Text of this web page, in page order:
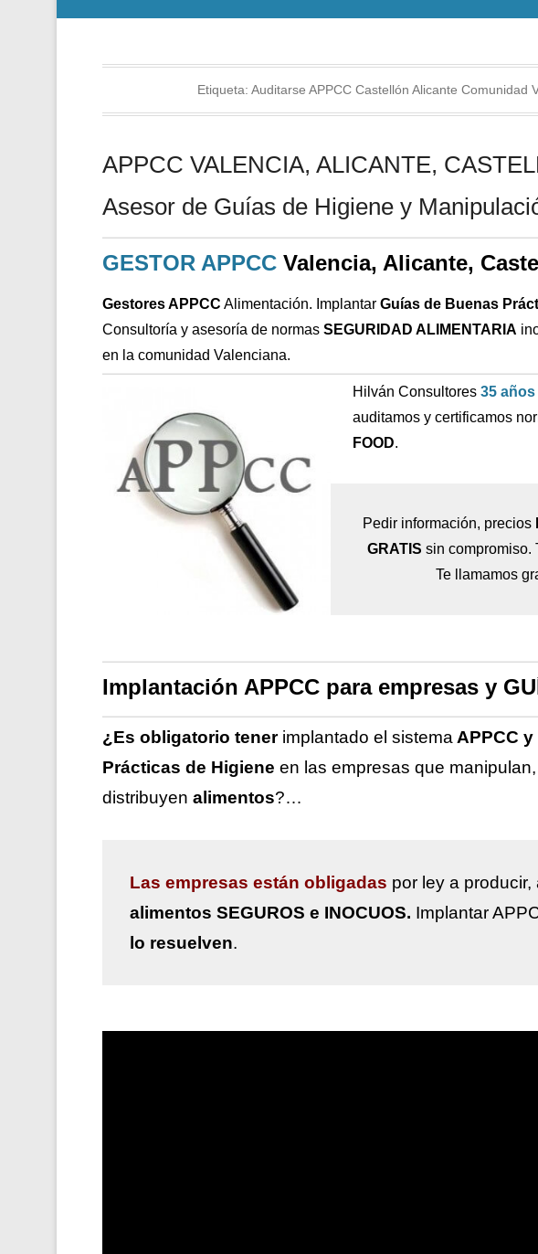
Etiqueta: Auditarse APPCC Castellón Alicante Comunidad
APPCC VALENCIA, ALICANTE,
Asesor de Guías de Higiene y
GESTOR APPCC Valencia, Alicante,
Gestores APPCC Alimentación. Implantar Guías de Buenas
Consultoría y asesoría de normas SEGURIDAD ALIMENTARIA
en la comunidad Valenciana.
Hilván Consultores 35
auditamos y certificamos
FOOD.
Pedir información, precios
GRATIS sin compromiso.
Te llamamos
Implantación APPCC para empresas y
¿Es obligatorio tener implantado el sistema APPCC
Prácticas de Higiene en las empresas que
distribuyen alimentos?…
Las empresas están obligadas por ley a producir,
alimentos SEGUROS e INOCUOS. Implantar
lo resuelven.